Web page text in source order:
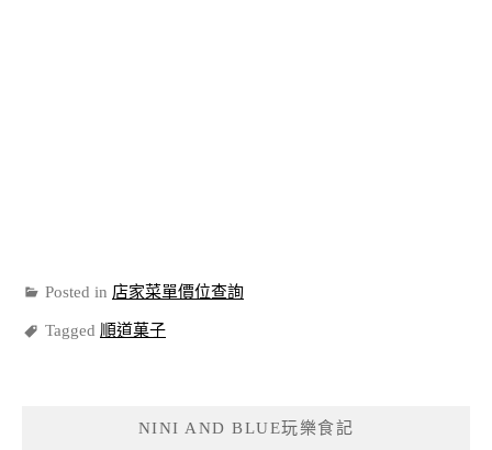
Posted in 店家菜單價位查詢
Tagged 順道菓子
NINI AND BLUE玩樂食記